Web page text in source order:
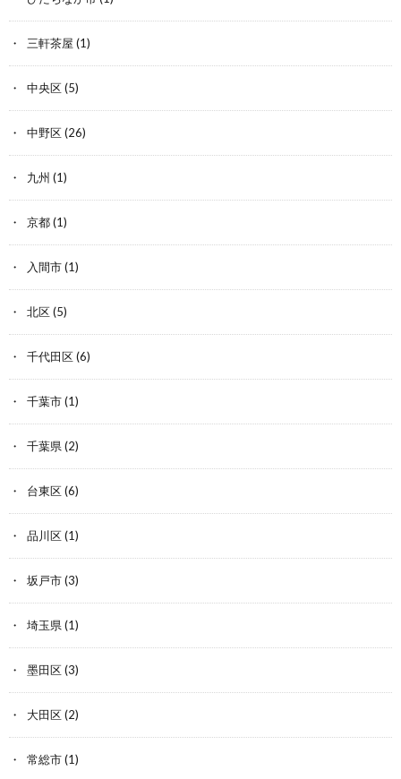
三軒茶屋 (1)
中央区(5)
中野区(26)
九州 (1)
京都(1)
入間市(1)
北区(5)
千代田区(6)
千葉市(1)
千葉県(2)
台東区(6)
品川区(1)
坂戸市(3)
埼玉県(1)
墨田区(3)
大田区(2)
常総市(1)